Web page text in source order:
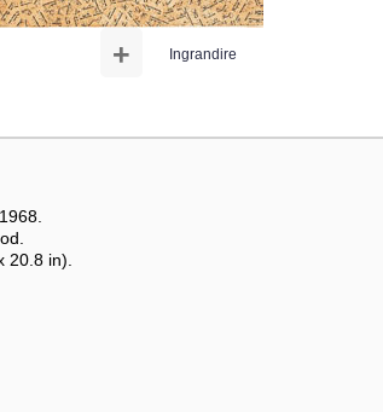
Ingrandire
+
20.8 in).